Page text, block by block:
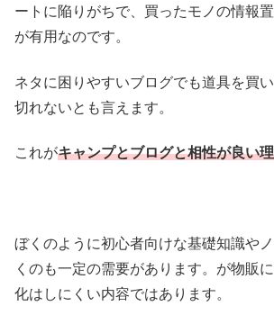
ートに陥りがちで、買ったモノの情報
が有用なのです。
ネタに困りやすいブログでも道具を買
切れないとも言えます。
これがキャンプとブログと相性が良い
ぼくのように初心者向けな基礎知識や
くのも一定の需要があります。が物販
化はしにくい内容ではあります。